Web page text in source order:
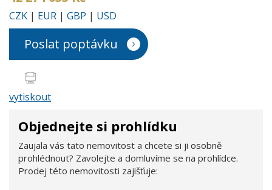
CZK | EUR | GBP | USD
Poslat poptávku
vytiskout
Objednejte si prohlídku
Zaujala vás tato nemovitost a chcete si ji osobně
prohlédnout? Zavolejte a domluvíme se na prohlídce.
Prodej této nemovitosti zajišťuje: